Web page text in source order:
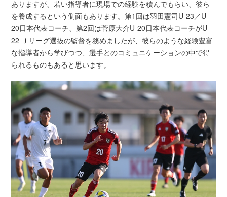
ありますが、若い指導者に現場での経験を積んでもらい、彼ら
を養成するという側面もあります。第1回は羽田憲司U-23／U-
20日本代表コーチ、第2回は菅原大介U-20日本代表コーチがU-
22 Ｊリーグ選抜の監督を務めましたが、彼らのような経験豊富
な指導者から学びつつ、選手とのコミュニケーションの中で得
られるものもあると思います。